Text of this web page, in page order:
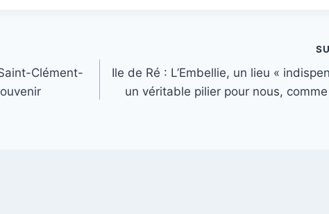
Clément-
Ile de Ré : L’Embellie, un lieu «
un véritable pilier pour nous,